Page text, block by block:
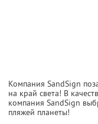
Компания SandSign
на край света! В
компания SandSign
пляжей планеты!